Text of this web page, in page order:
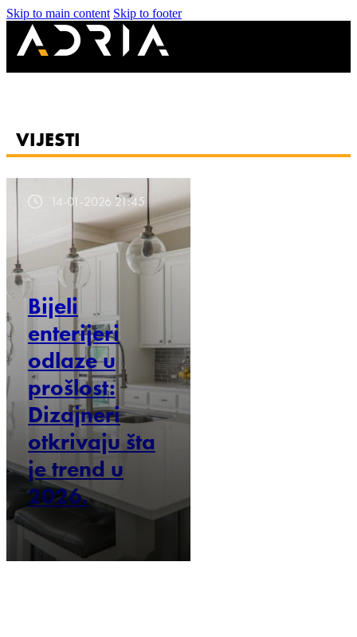
Skip to main content Skip to footer
VIJESTI
14-01-2026 21:45
Bijeli
enterijeri
odlaze u
prošlost:
Dizajneri
otkrivaju šta
je trend u
2026.